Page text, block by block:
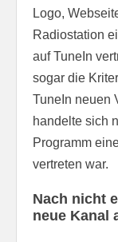
Logo,
Radiostation
auf TuneIn
sogar die
TuneIn neuen
handelte sich
Programm
vertreten war.
Nach nicht
neue Kanal